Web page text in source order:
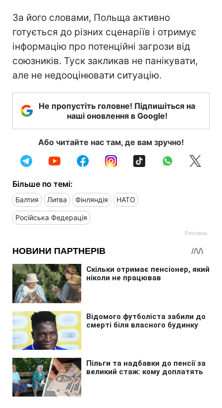
За його словами, Польща активно
готується до різних сценаріїв і отримує
інформацію про потенційні загрози від
союзників. Туск закликав не панікувати,
але не недооцінювати ситуацію.
Не пропустіть головне! Підпишіться на
наші оновлення в Google!
Або читайте нас там, де вам зручно!
Більше по темі:
Балтия Литва Фінляндія НАТО
Російська Федерація